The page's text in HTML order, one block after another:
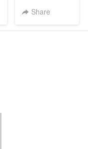
BEGINNER
Share